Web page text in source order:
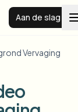
Aan de slag
Vervaging